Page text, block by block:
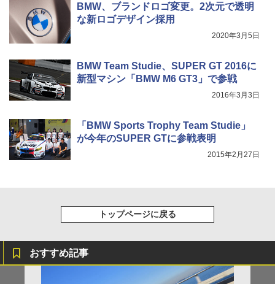
BMW、ブランドロゴ変更。2次元で透明
な新ロゴデザイン採用
2020年3月5日
BMW Team Studie、SUPER GT 2016に
新型マシン「BMW M6 GT3」で参戦
2016年3月3日
「BMW Sports Trophy Team Studie」
が今年のSUPER GTに参戦表明
2015年2月27日
トップページに戻る
おすすめ記事